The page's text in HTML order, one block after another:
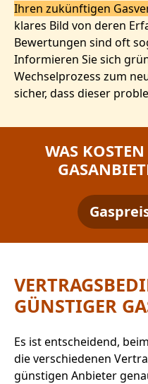
Ihren zukünftigen
klares Bild von deren
Bewertungen sind oft
Informieren Sie sich
Wechselprozess zum
sicher, dass dieser
WAS
GÜNSTIGER
Es ist entscheidend,
die verschiedenen
günstigen Anbieter